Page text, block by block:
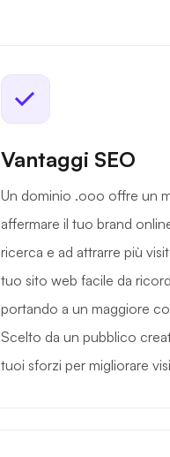
Vantaggi SEO
Un dominio .ooo offre un
affermare il tuo brand
ricerca e ad attrarre più
tuo sito web facile da
portando a un maggiore
Scelto da un pubblico
tuoi sforzi per migliorare